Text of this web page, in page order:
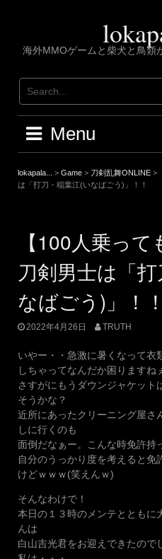
海外MMOゲームと柴犬と鳥類
Menu
lokapala... > Game > 刀剣乱舞ONLINE >
は「打刀・稲葉江(いなばごう)」！！
【100人乗っ
刀剣男士は「
なばごう)」！！
2022年4月26日 TRUTH
いやー・・急激に暑くなって衣
しちゃってなんだか困りますね
さすがにもうダウンジャケット
そうかな？
近所にあったクリーニング屋さ
しに行くのも
面倒だなぁー。こんな時免許持
自分のうっかり度を考えると免
けどｗｗｗ(笑えんｗ)
そんなわけで！
本日の１３時のメンテとともに
んは
白山吉光君をお迎えできたので